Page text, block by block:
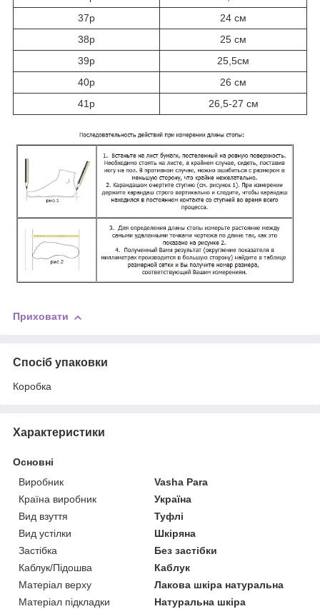
37р
24 см
38р
25 см
39р
25,5см
40р
26 см
41р
26,5-27 см
Приховати
Спосіб упаковки
Коробка
Характеристики
Основні
Виробник
Vasha Para
Країна виробник
Україна
Вид взуття
Туфлі
Вид устілки
Шкіряна
Застібка
Без застібки
Каблук/Підошва
Каблук
Матеріал верху
Лакова шкіра натуральна
Матеріал підкладки
Натуральна шкіра